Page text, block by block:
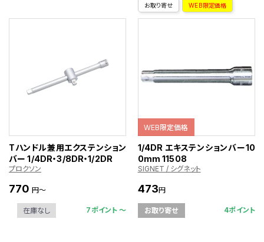
Tハンドル兼用エクステンション
バー 1/4DR・3/8DR・1/2DR
プロクソン
770 円～
在庫なし 7ポイント 〜
お取り寄せ WEB限定価格
WEB限定価格
1/4DR エキステンションバー10
0mm 11508
SIGNET / シグネット
473円
お取り寄せ 4ポイント